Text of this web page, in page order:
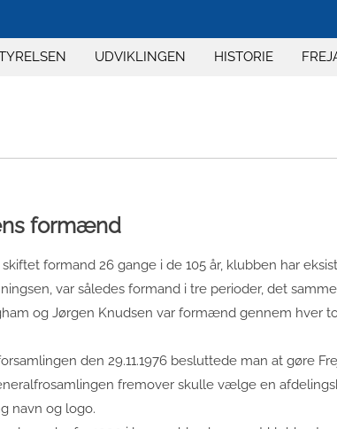
UDVIKLINGEN HISTORIE
formænd
skiftet formand 26 gange i de 105 år, klubben har
var således formand i tre perioder, det
og Jørgen Knudsen var formænd gennem hver
den 29.11.1976 besluttede man at gøre
fremover skulle vælge en
navn og logo.